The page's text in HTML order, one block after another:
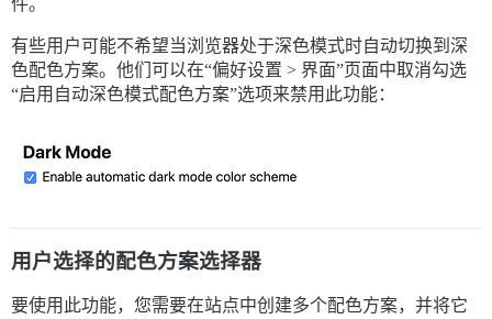
件。
有些用户可能不希望当浏览器处于深色模式时自动切换到深
色配色方案。他们可以在“偏好设置 > 界面”页面中取消勾选
“启用自动深色模式配色方案”选项来禁用此功能：
用户选择的配色方案选择器
要使用此功能，您需要在站点中创建多个配色方案，并将它